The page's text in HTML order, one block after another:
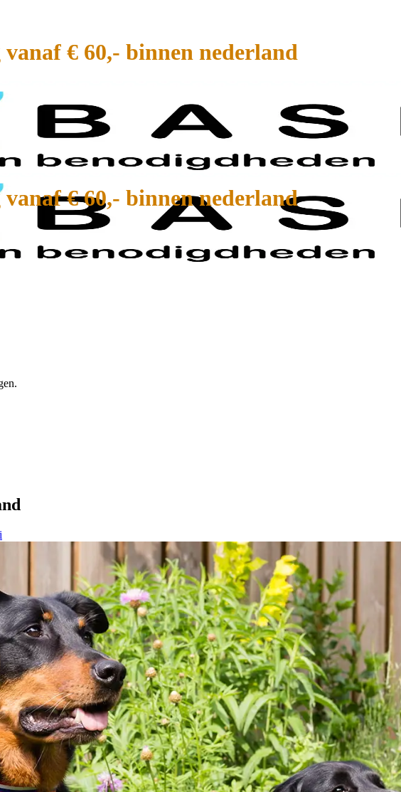
€ 60,- binnen nederland
€ 60,- binnen nederland